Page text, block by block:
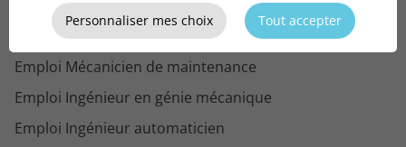
Emploi Chef de chantier électricité
Emploi Projeteur en électricité
Emploi Mécanicien de maintenance
Emploi Ingénieur en génie mécanique
Emploi Ingénieur automaticien
Personnaliser mes choix Tout accepter